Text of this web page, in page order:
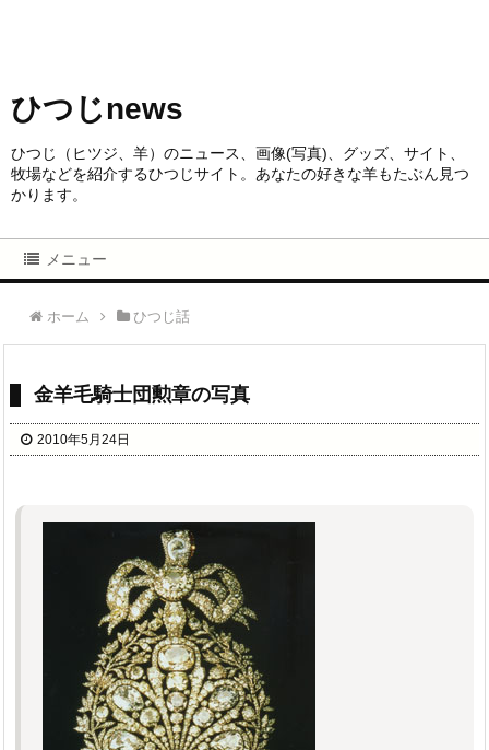
ひつじnews
ひつじ（ヒツジ、羊）のニュース、画像(写真)、グッズ、サイト、
牧場などを紹介するひつじサイト。あなたの好きな羊もたぶん見つ
かります。
メニュー
ホーム ひつじ話
金羊毛騎士団勲章の写真
2010年5月24日